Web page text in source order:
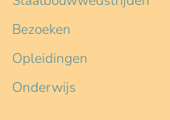
Bezoeken
Opleidingen
Onderwijs